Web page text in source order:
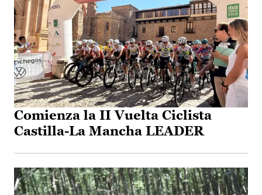
Comienza la II Vuelta Ciclista
Castilla-La Mancha LEADER